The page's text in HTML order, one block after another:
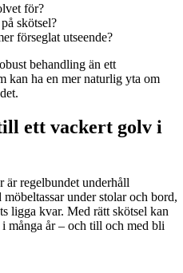
för?
skötsel?
förseglat utseende?
behandling än ett
kan ha en mer naturlig yta om
ett vackert golv i
är regelbundet underhåll
under stolar och bord,
ligga kvar. Med rätt skötsel kan
många år – och till och med bli